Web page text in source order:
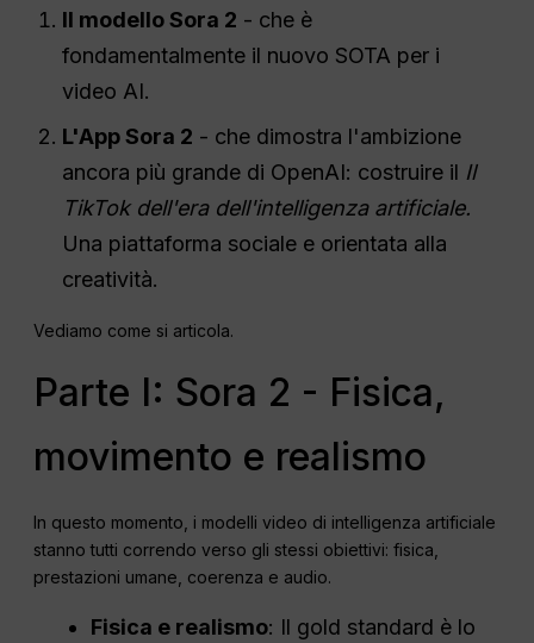
Il modello Sora 2 - che è
fondamentalmente il nuovo SOTA per i
video AI.
L'App Sora 2 - che dimostra l'ambizione
ancora più grande di OpenAI: costruire il Il
TikTok dell'era dell'intelligenza artificiale.
Una piattaforma sociale e orientata alla
creatività.
Vediamo come si articola.
Parte I: Sora 2 - Fisica,
movimento e realismo
In questo momento, i modelli video di intelligenza artificiale
stanno tutti correndo verso gli stessi obiettivi: fisica,
prestazioni umane, coerenza e audio.
Fisica e realismo: Il gold standard è lo